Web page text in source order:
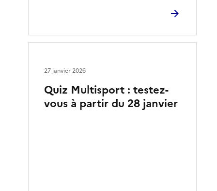
Quiz Multisport : testez-
vous à partir du 28 janvier
27 janvier 2026